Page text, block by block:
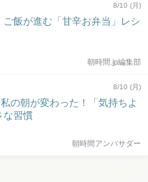
8/10 (月)
ご飯が進む「甘辛お弁当」レシ
朝時間.jp編集部
8/10 (月)
の朝が変わった！「気持ちよ
な習慣
朝時間アンバサダー